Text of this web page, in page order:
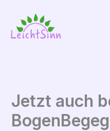
springen
Jetzt auch